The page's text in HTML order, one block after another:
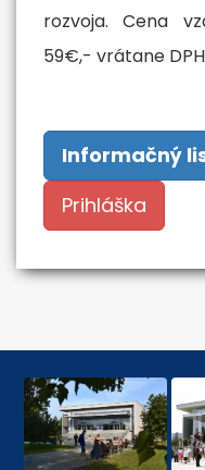
rozvoja. Cena
59€,- vrátane
Informačný
Prihláška